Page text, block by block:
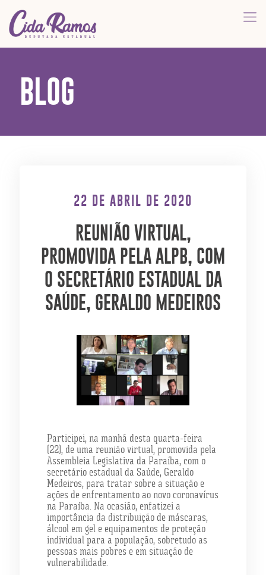
BLOG
22 DE ABRIL DE 2020
REUNIÃO VIRTUAL,
PROMOVIDA PELA ALPB, COM
O SECRETÁRIO ESTADUAL DA
SAÚDE, GERALDO MEDEIROS
Participei, na manhã desta quarta-feira
(22), de uma reunião virtual, promovida pela
Assembleia Legislativa da Paraíba, com o
secretário estadual da Saúde, Geraldo
Medeiros, para tratar sobre a situação e
ações de enfrentamento ao novo coronavírus
na Paraíba. Na ocasião, enfatizei a
importância da distribuição de máscaras,
álcool em gel e equipamentos de proteção
individual para a população, sobretudo as
pessoas mais pobres e em situação de
vulnerabilidade.